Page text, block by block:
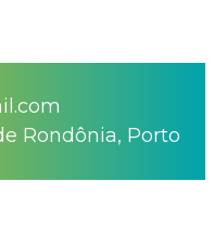
Rondônia, Porto